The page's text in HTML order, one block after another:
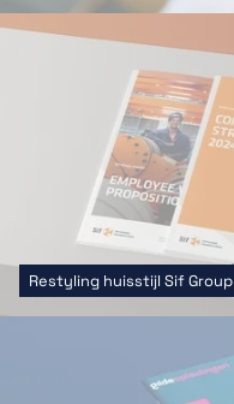
Restyling huisstijl Sif Group